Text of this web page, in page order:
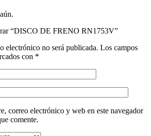
“DISCO DE FRENO RN1753V”
electrónico no será publicada. Los campos
con *
correo electrónico y web en este navegador
comente.